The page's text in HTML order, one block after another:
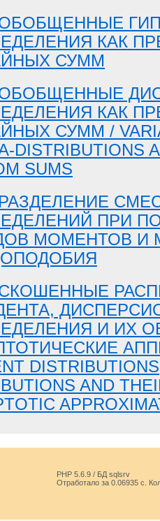
КАК
СУММ
КАК
СУММ /
DISTRIBUTIONS
SUMS
РАЗДЕЛЕНИЕ
ПРИ
МОМЕНТОВ И
И ИХ
AND
PHP 5.6.9 / БД sqlsrv
Отработало за 0.06935 с.